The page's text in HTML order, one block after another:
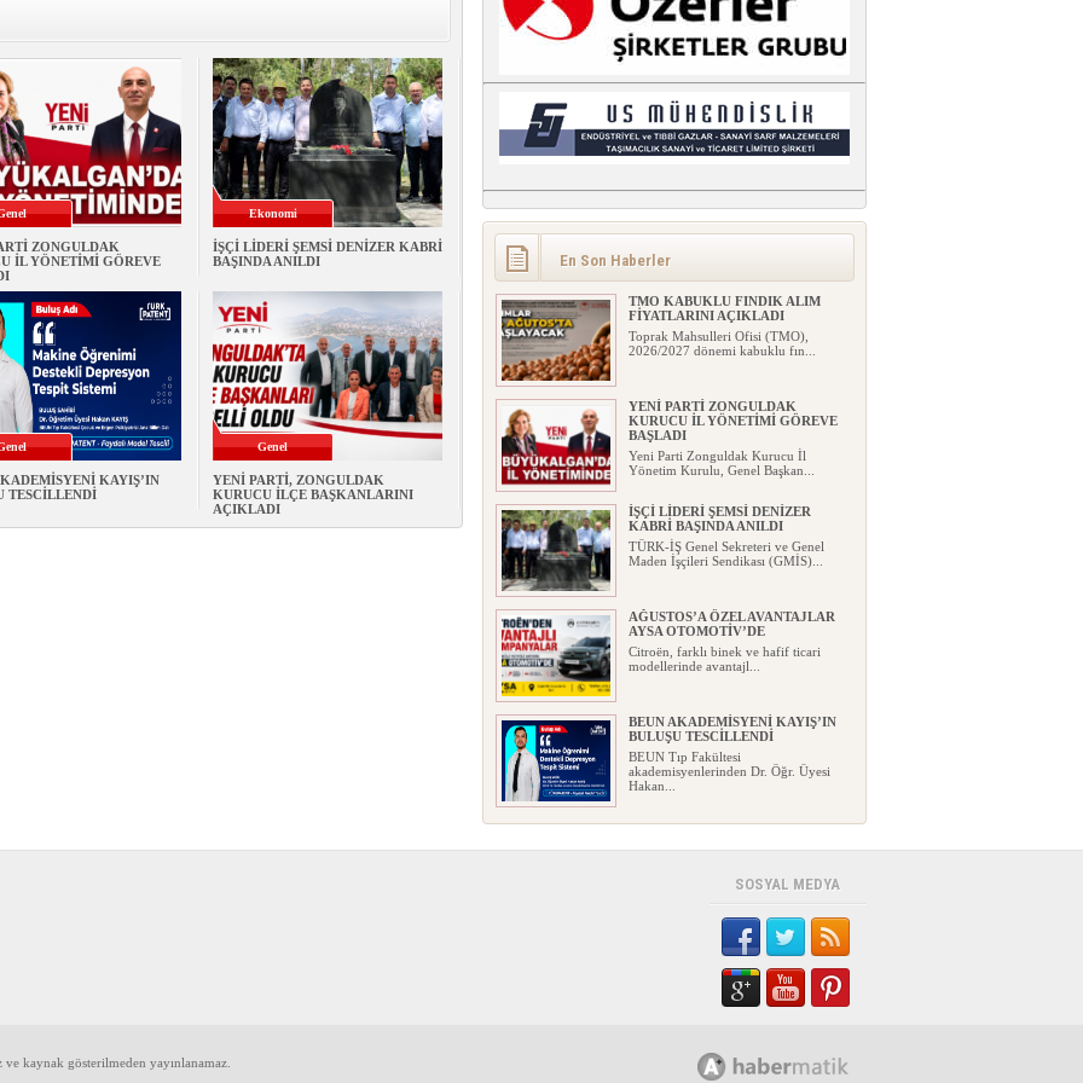
ZONGULDAK
İL YÖNETİMİ GÖREVE
Ekonomi
İŞÇİ LİDERİ ŞEMSİ DENİZER KABRİ
BAŞINDA ANILDI
KAYIŞ’IN
TESCİLLENDİ
Genel
YENİ PARTİ, ZONGULDAK
KURUCU İLÇE BAŞKANLARINI
AÇIKLADI
En Son Haberler
TMO KABUKLU FINDIK ALIM
FİYATLARINI AÇIKLADI
Toprak Mahsulleri Ofisi (TMO),
2026/2027 dönemi kabuklu fın...
YENİ PARTİ ZONGULDAK
KURUCU İL YÖNETİMİ GÖREVE
BAŞLADI
Yeni Parti Zonguldak Kurucu İl
Yönetim Kurulu, Genel Başkan...
İŞÇİ LİDERİ ŞEMSİ DENİZER
KABRİ BAŞINDA ANILDI
TÜRK-İŞ Genel Sekreteri ve Genel
Maden İşçileri Sendikası (GMİS)...
AĞUSTOS’A ÖZEL AVANTAJLAR
AYSA OTOMOTİV’DE
Citroën, farklı binek ve hafif ticari
modellerinde avantajl...
BEUN AKADEMİSYENİ KAYIŞ’IN
BULUŞU TESCİLLENDİ
BEUN Tıp Fakültesi
akademisyenlerinden Dr. Öğr. Üyesi
Hakan...
YENİ PARTİ, ZONGULDAK
Yeni Parti, Zonguldak'taki
teşkilatlanma çalışmalarında öne...
GEÇİM DERDİ İLE GELECEK
HAYALİ AYNI EVDE YAŞAYABİLİR
Bir ev düşünün…Mutfakta ay sonuna
kadar yetmesi gereken bir ...
SOSYAL MEDYA
kaynak gösterilmeden yayınlanamaz.